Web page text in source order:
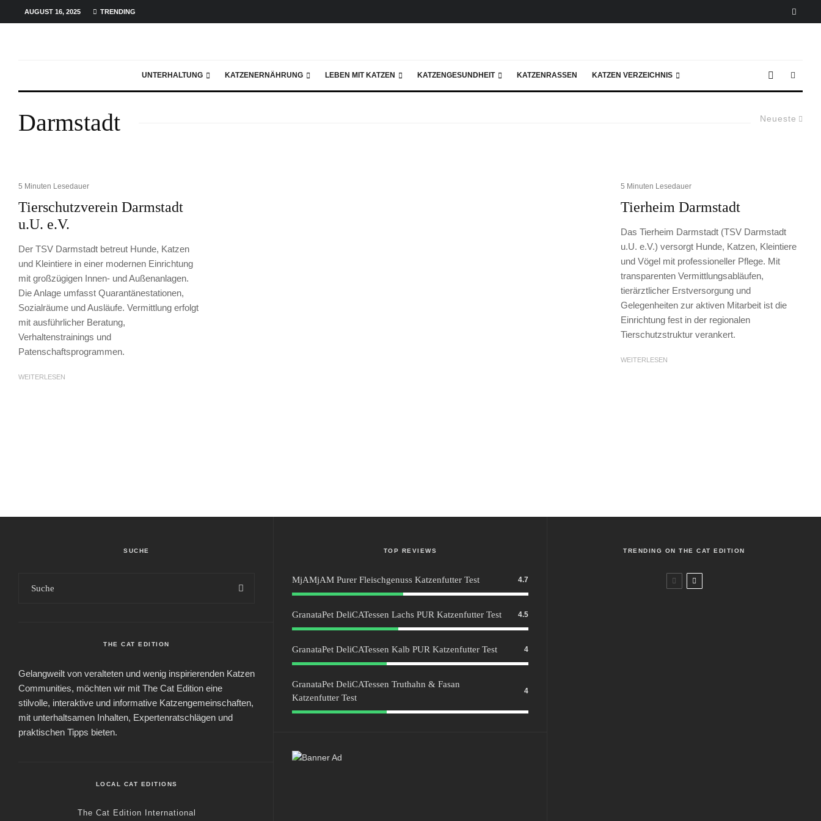
AUGUST 16, 2025 TRENDING
UNTERHALTUNG KATZENERNÄHRUNG LEBEN MIT KATZEN KATZENGESUNDHEIT KATZENRASSEN KATZEN VERZEICHNIS
Neueste
Darmstadt
5 Minuten Lesedauer
Tierschutzverein Darmstadt
u.U. e.V.
Der TSV Darmstadt betreut Hunde, Katzen
und Kleintiere in einer modernen Einrichtung
mit großzügigen Innen- und Außenanlagen.
Die Anlage umfasst Quarantänestationen,
Sozialräume und Ausläufe. Vermittlung erfolgt
mit ausführlicher Beratung,
Verhaltenstrainings und
Patenschaftsprogrammen.
WEITERLESEN
5 Minuten Lesedauer
Tierheim Darmstadt
Das Tierheim Darmstadt (TSV Darmstadt
u.U. e.V.) versorgt Hunde, Katzen, Kleintiere
und Vögel mit professioneller Pflege. Mit
transparenten Vermittlungsabläufen,
tierärztlicher Erstversorgung und
Gelegenheiten zur aktiven Mitarbeit ist die
Einrichtung fest in der regionalen
Tierschutzstruktur verankert.
WEITERLESEN
SUCHE
THE CAT EDITION
Gelangweilt von veralteten und wenig inspirierenden Katzen
Communities, möchten wir mit The Cat Edition eine
stilvolle, interaktive und informative Katzengemeinschaften,
mit unterhaltsamen Inhalten, Expertenratschlägen und
praktischen Tipps bieten.
LOCAL CAT EDITIONS
The Cat Edition International
TOP REVIEWS
MjAMjAM Purer Fleischgenuss Katzenfutter Test 4.7
GranataPet DeliCATessen Lachs PUR Katzenfutter Test 4.5
GranataPet DeliCATessen Kalb PUR Katzenfutter Test 4
GranataPet DeliCATessen Truthahn & Fasan
Katzenfutter Test
4
TRENDING ON THE CAT EDITION